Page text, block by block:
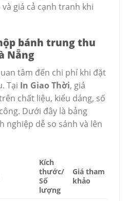
giá cả cạnh tranh khi
bánh trung thu
Nẵng
tâm đến chi phí khi đặt
Tại In Giao Thời, giá
chất liệu, kiểu dáng, số
Dưới đây là bảng
nghiệp dễ so sánh và lên
Kích
thước/
Số
lượng
Giá tham
khảo